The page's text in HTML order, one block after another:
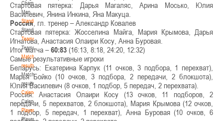
Championship.
Men
Standings
Standings
Teams
Teams
Match
results
Match
results
Calendar
Calendar
Players
Players
Стартовая пятерка: Дарья Магаляс, Арина Мосько, Юлия
Василевич, Янина Инкина, Яна Макуца.
Россия, гл. тренер – Александр Ковалев
Стартовая пятерка: Жосселина Майга, Мария Крымова, Дарья
Игнатова, Анастасия Олаири Косу, Анна Буровая.
Итог матча –60:83 (16:13, 8:18, 24:20, 12:32)
Самые результативные игроки
Беларусь: Екатерина Карпук (11 очков, 3 подбора, 1 перехват),
Марья Бойко (10 очков, 3 подбора, 2 передачи, 2 блокшота),
Юлия Василевич (8 очков, 1 подбор, 5 передач, 2 перехвата).
Россия: Анастасия Олаири Косу (13 очков, 11 подборов, 2
передачи, 5 перехватов, 2 блокшота), Мария Крымова (12 очков,
1 подбор, 5 передач, 1 перехват), Анна Буровая (10 очков, 6